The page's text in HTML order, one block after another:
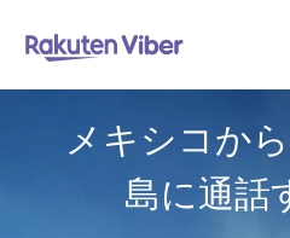
メキシコか
島に通話